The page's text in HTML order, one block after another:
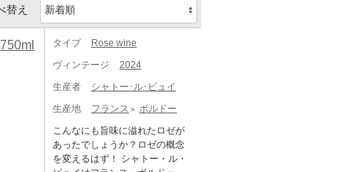
替え
タイプ
Rose wine
ヴィンテージ
2024
生産者
シャトー･ル･ピュイ
生産地
フランス
ボルドー
こんなにも旨味に溢れたロゼが
あったでしょうか？ロゼの概念
を変えるはず！ シャトー・ル・